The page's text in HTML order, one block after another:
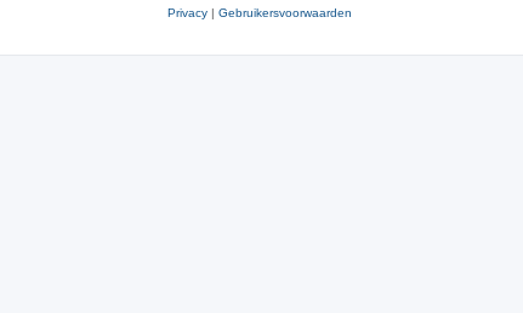
Privacy | Gebruikersvoorwaarden